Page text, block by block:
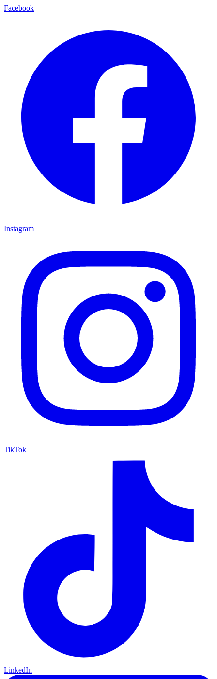
Facebook
Instagram
TikTok
LinkedIn